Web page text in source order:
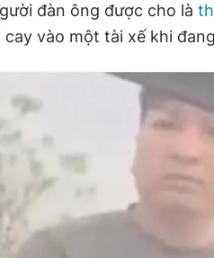
đàn ông được cho là
cay vào một tài xế khi